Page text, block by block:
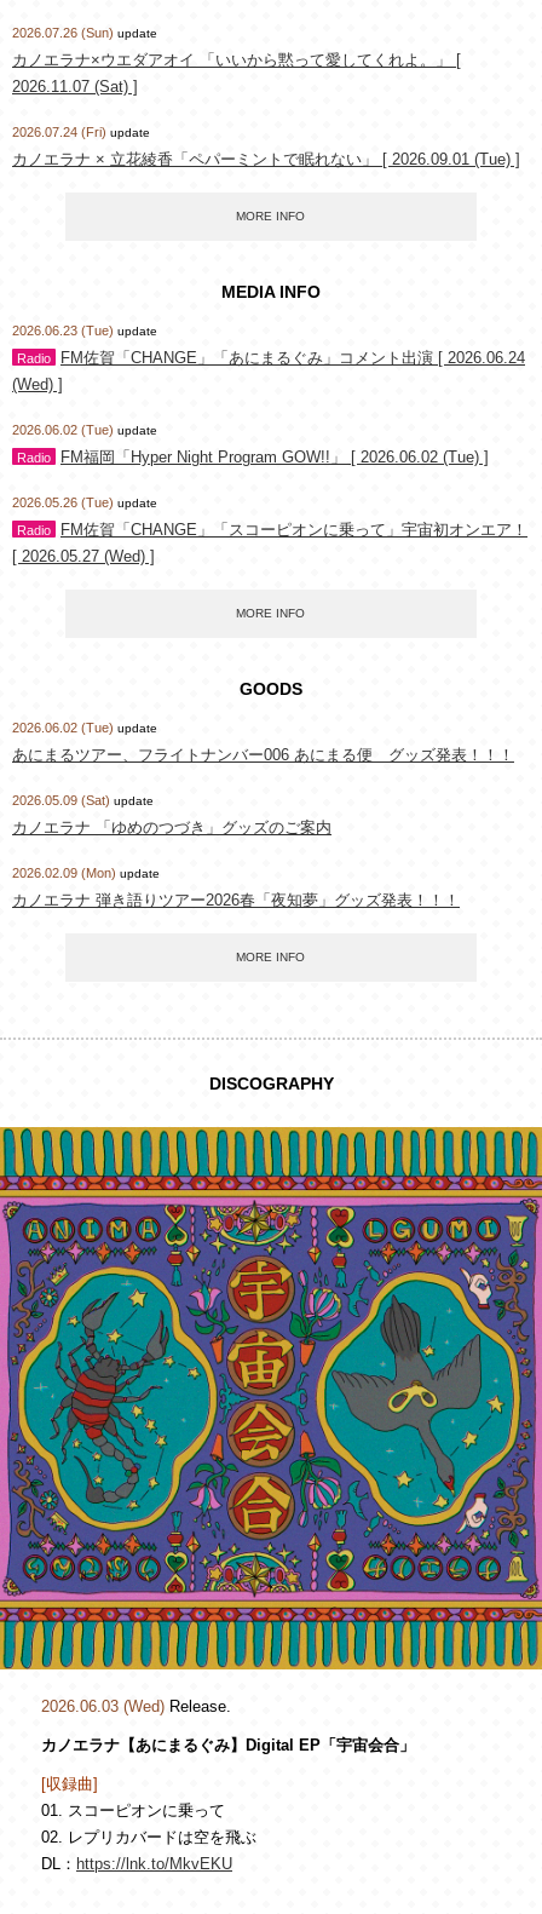
2026.07.26 (Sun) update
カノエラナ×ウエダアオイ 「いいから黙って愛してくれよ。」 [
2026.11.07 (Sat) ]
2026.07.24 (Fri) update
カノエラナ × 立花綾香「ペパーミントで眠れない」 [ 2026.09.01 (Tue) ]
MORE INFO
MEDIA INFO
2026.06.23 (Tue) update
Radio
FM佐賀「CHANGE」「あにまるぐみ」コメント出演 [ 2026.06.24
(Wed) ]
2026.06.02 (Tue) update
Radio FM福岡「Hyper Night Program GOW!!」 [ 2026.06.02 (Tue) ]
2026.05.26 (Tue) update
Radio
FM佐賀「CHANGE」「スコーピオンに乗って」宇宙初オンエア！
[ 2026.05.27 (Wed) ]
MORE INFO
GOODS
2026.06.02 (Tue) update
あにまるツアー、フライトナンバー006 あにまる便 グッズ発表！！！
2026.05.09 (Sat) update
カノエラナ 「ゆめのつづき」グッズのご案内
2026.02.09 (Mon) update
カノエラナ 弾き語りツアー2026春「夜知夢」グッズ発表！！！
MORE INFO
DISCOGRAPHY
2026.06.03 (Wed) Release.
カノエラナ【あにまるぐみ】Digital EP「宇宙会合」
[収録曲]
01.
スコーピオンに乗って
02. レプリカバードは空を飛ぶ
DL： https://lnk.to/MkvEKU